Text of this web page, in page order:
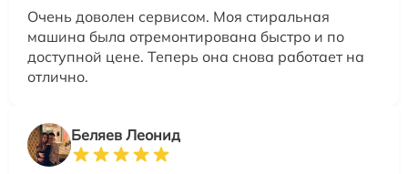
Очень доволен сервисом. Моя стиральная
машина была отремонтирована быстро и по
доступной цене. Теперь она снова работает на
отлично.
Беляев Леонид